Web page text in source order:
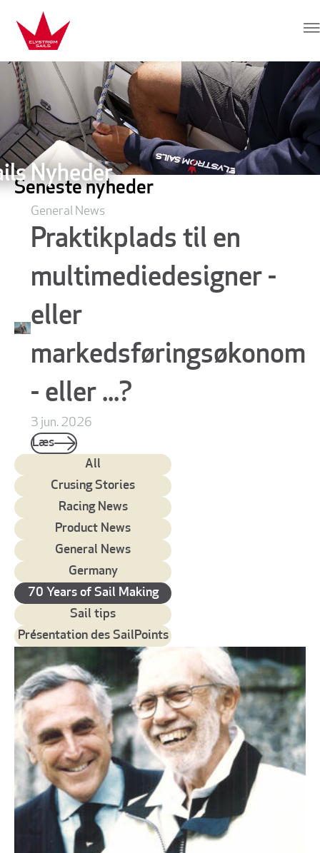
Hop direkte til indhold
Elvstrøm Sails
Nyheder
Seneste nyheder
General News
Praktikplads til en
multimediedesigner -
eller
markedsføringsøkonom
- eller ...?
3 jun. 2026
Læs
All
Crusing Stories
Racing News
Product News
General News
Germany
70 Years of Sail Making
Sail tips
Présentation des SailPoints